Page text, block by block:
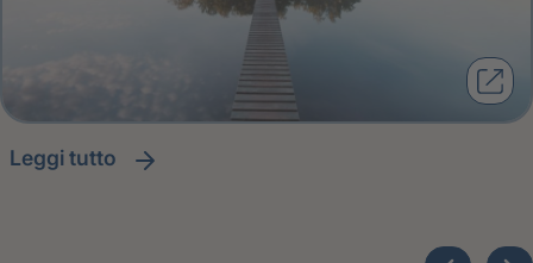
leggi tutto